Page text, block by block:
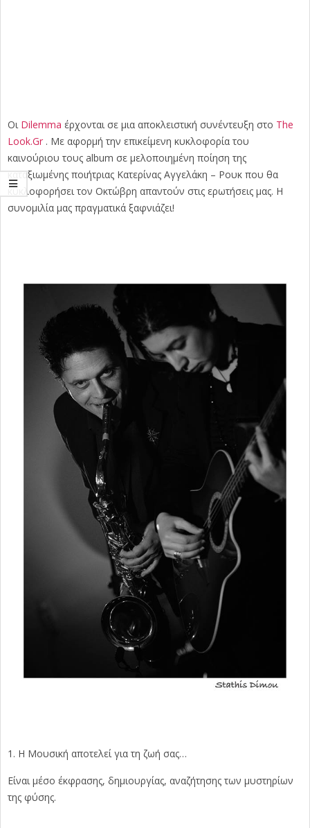
Οι Dilemma έρχονται σε μια αποκλειστική συνέντευξη στο The
Look.Gr . Με αφορμή την επικείμενη κυκλοφορία του
καινούριου τους album σε μελοποιημένη ποίηση της
καταξιωμένης ποιήτριας Κατερίνας Αγγελάκη – Ρουκ που θα
κυκλοφορήσει τον Οκτώβρη απαντούν στις ερωτήσεις μας. Η
συνομιλία μας πραγματικά ξαφνιάζει!
H Μουσική αποτελεί για τη ζωή σας…
Είναι μέσο έκφρασης, δημιουργίας, αναζήτησης των μυστηρίων
της φύσης.